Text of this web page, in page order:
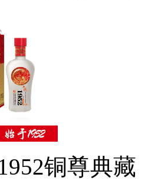
铜尊典藏